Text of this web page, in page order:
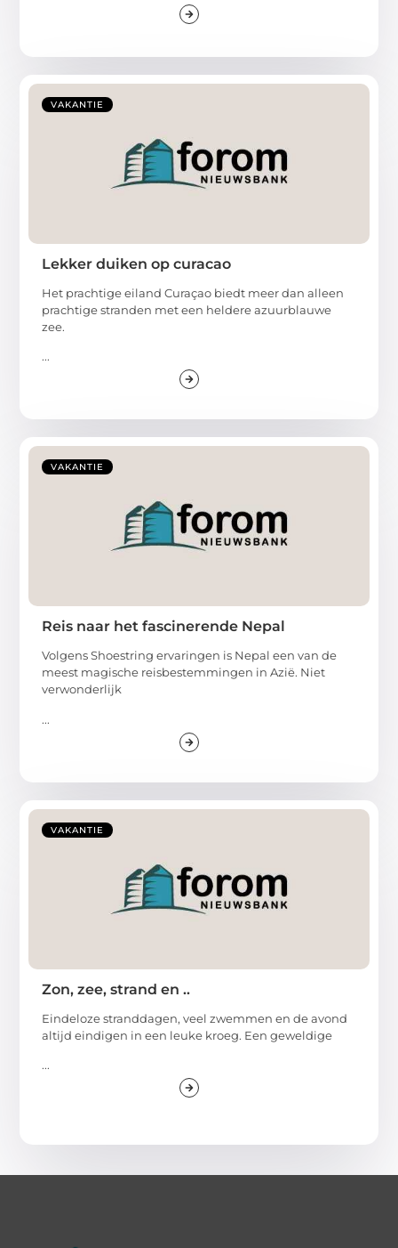
VAKANTIE
Lekker duiken op curacao
Het prachtige eiland Curaçao biedt meer dan alleen
prachtige stranden met een heldere azuurblauwe
zee.
...
VAKANTIE
Reis naar het fascinerende Nepal
Volgens Shoestring ervaringen is Nepal een van de
meest magische reisbestemmingen in Azië. Niet
verwonderlijk
...
VAKANTIE
Zon, zee, strand en ..
Eindeloze stranddagen, veel zwemmen en de avond
altijd eindigen in een leuke kroeg. Een geweldige
...